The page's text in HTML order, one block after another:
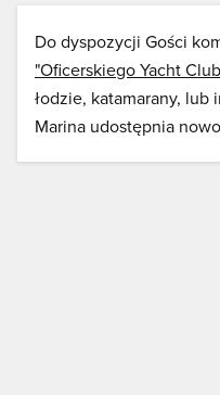
Do dyspozycji Gości
"Oficerskiego Yacht
łodzie, katamarany, lub
Marina udostępnia